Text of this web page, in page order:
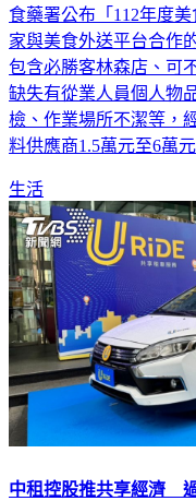
食藥署公布「112年度
家與美食外送平台合作
包含必勝客林森店、可
缺失有從業人員個人物
檢、作業場所不潔等，
料供應商1.5萬元至6萬
生活
中租控股推共享經濟